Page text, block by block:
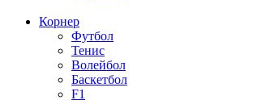
Корнер
Футбол
Тенис
Волейбол
Баскетбол
F1